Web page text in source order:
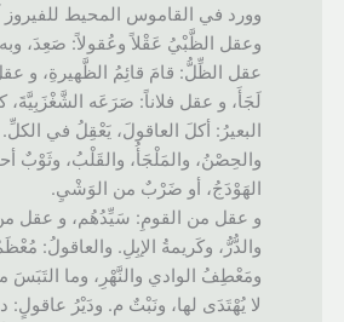
وورد في القاموس المحيط للفيروز
وعقل الظَّبْيُ عَقْلاً وعُقولاً: صَعِدَ،
عقل الظِّلُّ: قامَ قائِمُ الظَّهيرةِ، و
لَجَأَ، و عقل فلاناً: صَرَعَه الشَّغْزَبِيَّةَ،
البعيرُ: أكلَ العاقولَ، يَعْقِلُ في الكلِّ.
والحِصْنُ، والمَلْجَأُ، والقَلْبُ، وثَوْبٌ
الهَوْدَجُ، أو ضَرْبٌ من الوَشْيِ.
و عقل من القومِ: سَيِّدُهُم، و عقل
والدُّرُّ، وكَريمةُ الإبِلِ. والعاقولُ:
ومَعْطِفُ الوادي والنَّهْرِ، وما التَبَسَ
لا يُهْتَدَى لها، ونَبْتٌ م. ودَيْرُ عاقولٍ: د